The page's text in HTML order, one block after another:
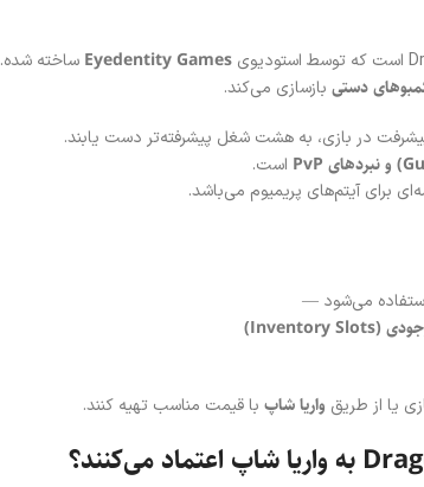
Eyedentity Games ساخته شده.
دستی بازسازی می‌کند.
پیشرفت در بازی، به هشت شغل پیشرفته‌تر دست یابند.
است.
استفاده می‌شود —
واریا شاپ با قیمت مناسب تهیه کنند.